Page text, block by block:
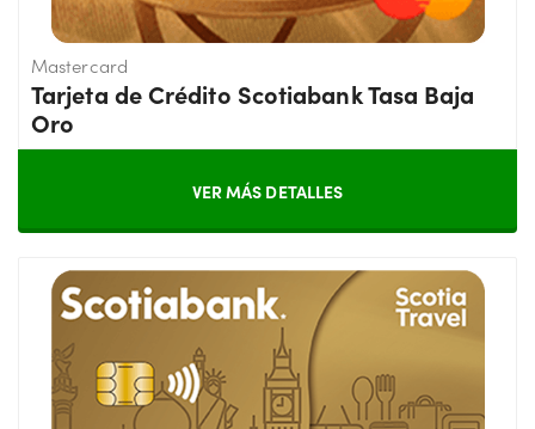
Mastercard
Tarjeta de Crédito Scotiabank Tasa Baja
Oro
VER MÁS DETALLES